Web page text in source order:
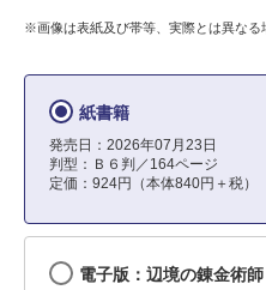
※画像は表紙及び帯等、実際とは異なる
紙書籍
発売日：2026年07月23日
判型：Ｂ６判／164ページ
定価：924円（本体840円＋税）
電子版：辺境の錬金術